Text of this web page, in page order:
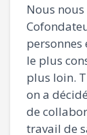
Nous
personnes
le plus
plus loin.
on a
de
travail de